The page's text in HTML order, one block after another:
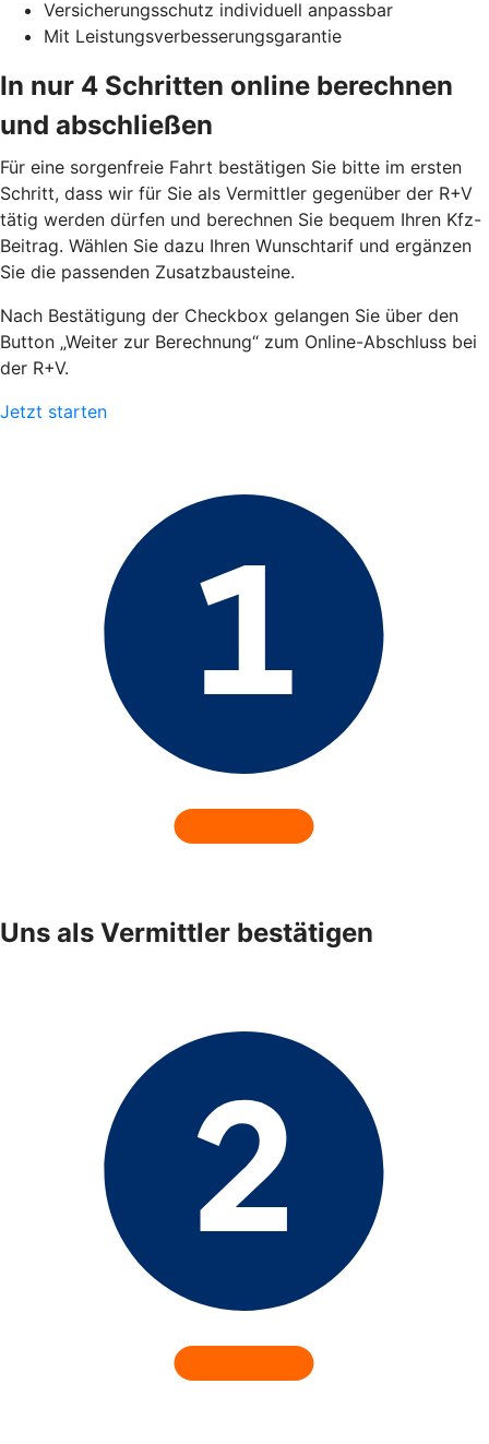
Versicherungsschutz individuell anpassbar
Mit Leistungsverbesserungsgarantie
In nur 4 Schritten online berechnen
und abschließen
Für eine sorgenfreie Fahrt bestätigen Sie bitte im ersten
Schritt, dass wir für Sie als Vermittler gegenüber der R+V
tätig werden dürfen und berechnen Sie bequem Ihren Kfz-
Beitrag. Wählen Sie dazu Ihren Wunschtarif und ergänzen
Sie die passenden Zusatzbausteine.
Nach Bestätigung der Checkbox gelangen Sie über den
Button „Weiter zur Berechnung“ zum Online-Abschluss bei
der R+V.
Jetzt starten
Uns als Vermittler bestätigen